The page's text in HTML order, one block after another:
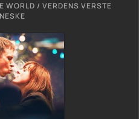
WORLD / VERDENS VERSTE